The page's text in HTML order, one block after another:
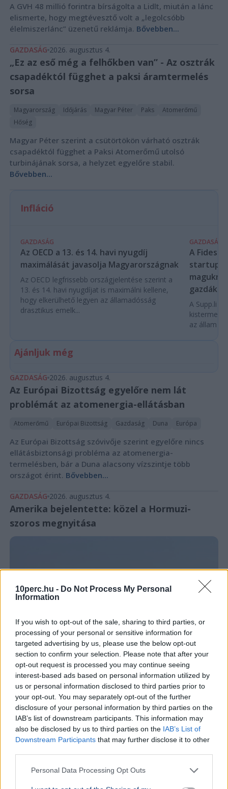
10perc.hu - Do Not Process My Personal
Information
If you wish to opt-out of the sale, sharing to third parties, or
processing of your personal or sensitive information for
targeted advertising by us, please use the below opt-out
section to confirm your selection. Please note that after your
opt-out request is processed you may continue seeing
interest-based ads based on personal information utilized by
us or personal information disclosed to third parties prior to
your opt-out. You may separately opt-out of the further
disclosure of your personal information by third parties on the
IAB’s list of downstream participants. This information may
also be disclosed by us to third parties on the IAB’s List of
Downstream Participants that may further disclose it to other
Personal Data Processing Opt Outs
A GVH 48 millió forintra bírságolta a Lidlt, miután a lánc
elismerte, hogy megtévesztő volt a „legolcsóbb
élelmiszerlánc” üzenetű reklámja. Bővebben...
GAZDASÁG 2026. augusztus 4.
„Ez az eső még a felhőkben van” - Az osztrák
csapadéktól függhet a paksi áramtermelés
sorsa
Magyarország Időjárás Magyar Péter Paks
Atomerőmű
Hőség
Magyar Péter szerint a csütörtökön várható osztrák
csapadéktól függhet a Paksi Atomerőmű utolsó
turbinájának sorsa, a helyzet egyelőre stabil.
Bővebben...
Infláció
GAZDASÁG
Az OECD a 13. és 14. havi nyugdíj
maximálását javasolja Magyarországnak
Az OECD legfrissebb országjelentése szerint a
13. és 14. havi nyugdíjat is maximálni kellene,
hogy elkerülhető legyen az államadósság
drasztikus emelk...
GAZDASÁG
A
magukra
gazdákat
A Supp.li
az állam
Ajánljuk még
GAZDASÁG 2026. augusztus 4.
Az Európai Bizottság egyelőre nem lát
problémát az atomenergia-ellátásban
Atomerőmű Európai Bizottság Gazdaság Duna Európa
Az Európai Bizottság szóvivője szerint egyelőre nincs
ellátásbiztonsági probléma az atomenergia-
termelésben, bár a Duna alacsony vízszintje több
országot érint. Bővebben...
GAZDASÁG 2026. augusztus 4.
Amerika bejelentette: közel a Hormuzi-
szoros megnyitása
Egyesült Államok Irán Kőolaj Gazdaság Hormuzi-szoros
Scott Bessent amerikai pénzügyminiszter szerint még
ma megállapodás születhet Irán és az Egyesült Államok
között a Hormuzi-szoros újranyitásáról.Bővebben...
GAZDASÁG 2026. augusztus 4.